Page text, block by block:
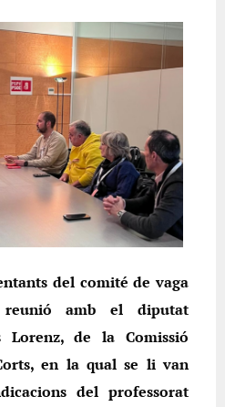
del comité de vaga
amb el diputat
Lorenz, de la Comissió
en la qual se li van
del professorat